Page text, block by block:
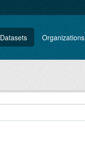
Datasets Organizations